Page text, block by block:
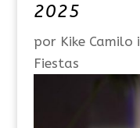
2025
por Kike Camilo
Fiestas